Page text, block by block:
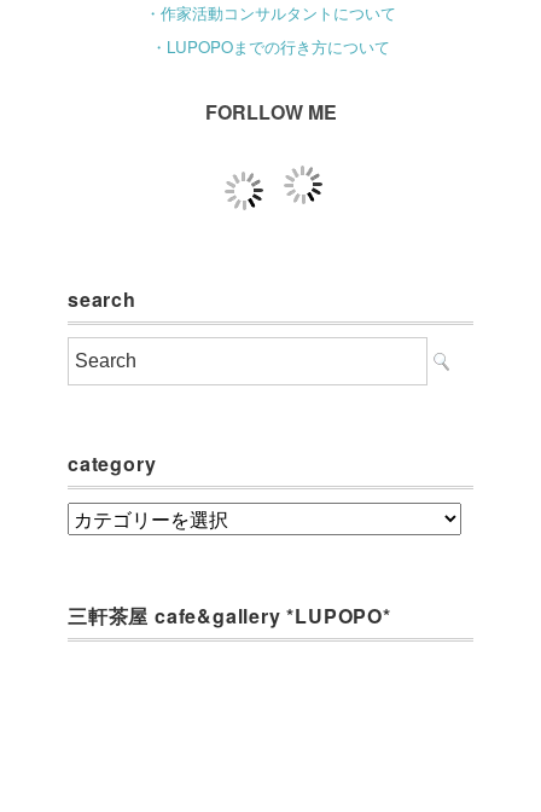
・作家活動コンサルタントについて
・LUPOPOまでの行き方について
FORLLOW ME
search
category
category
三軒茶屋 cafe&gallery *LUPOPO*